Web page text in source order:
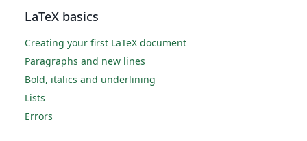
LaTeX basics
Creating your first LaTeX document
Paragraphs and new lines
Bold, italics and underlining
Lists
Errors